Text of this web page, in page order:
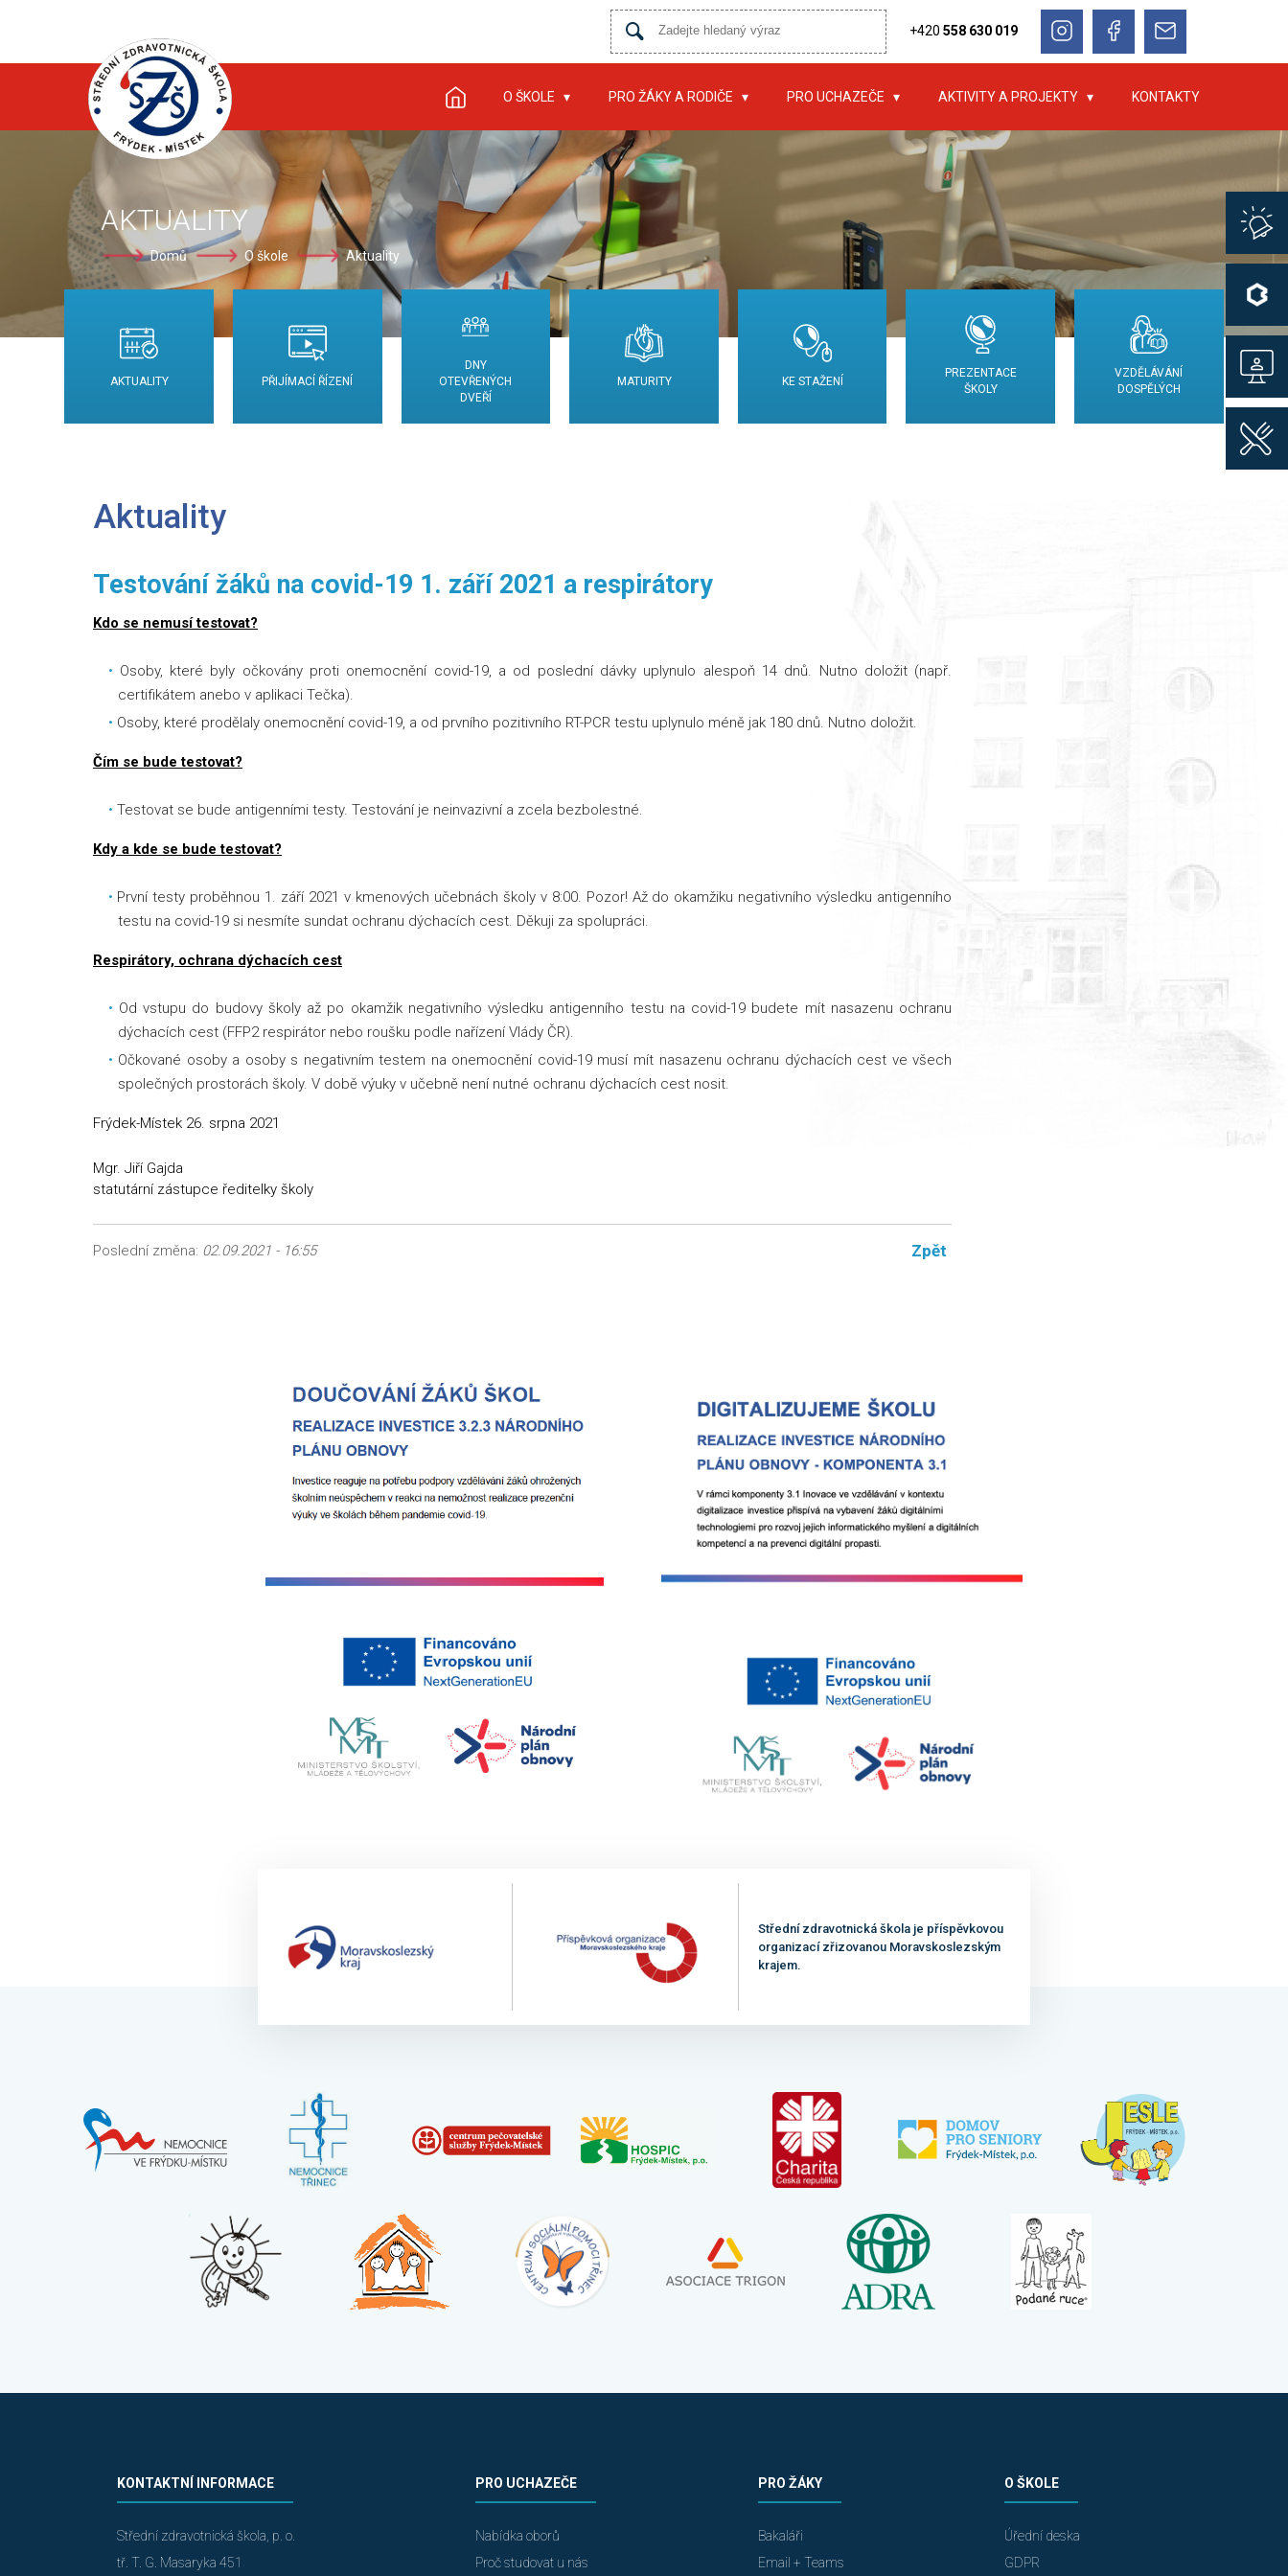
+420 558 630 019
O ŠKOLE PRO ŽÁKY A RODIČE PRO UCHAZEČE AKTIVITY A PROJEKTY KONTAKTY
AKTUALITY
Domů O škole Aktuality
AKTUALITY PŘIJÍMACÍ ŘÍZENÍ
DNY
OTEVŘENÝCH
DVEŘÍ
MATURITY KE STAŽENÍ
PREZENTACE
ŠKOLY
VZDĚLÁVÁNÍ
DOSPĚLÝCH
Aktuality
Testování žáků na covid-19 1. září 2021 a respirátory
Kdo se nemusí testovat?
Osoby, které byly očkovány proti onemocnění covid-19, a od poslední dávky uplynulo alespoň 14 dnů. Nutno doložit (např.
certifikátem anebo v aplikaci Tečka).
Osoby, které prodělaly onemocnění covid-19, a od prvního pozitivního RT-PCR testu uplynulo méně jak 180 dnů. Nutno doložit.
Čím se bude testovat?
Testovat se bude antigenními testy. Testování je neinvazivní a zcela bezbolestné.
Kdy a kde se bude testovat?
První testy proběhnou 1. září 2021 v kmenových učebnách školy v 8:00. Pozor! Až do okamžiku negativního výsledku antigenního
testu na covid-19 si nesmíte sundat ochranu dýchacích cest. Děkuji za spolupráci.
Respirátory, ochrana dýchacích cest
Od vstupu do budovy školy až po okamžik negativního výsledku antigenního testu na covid-19 budete mít nasazenu ochranu
dýchacích cest (FFP2 respirátor nebo roušku podle nařízení Vlády ČR).
Očkované osoby a osoby s negativním testem na onemocnění covid-19 musí mít nasazenu ochranu dýchacích cest ve všech
společných prostorách školy. V době výuky v učebně není nutné ochranu dýchacích cest nosit.
Frýdek-Místek 26. srpna 2021
Mgr. Jiří Gajda
statutární zástupce ředitelky školy
Poslední změna: 02.09.2021 - 16:55 Zpět
Střední zdravotnická škola je příspěvkovou
organizací zřizovanou Moravskoslezským
krajem.
KONTAKTNÍ INFORMACE
Střední zdravotnická škola, p. o.
tř. T. G. Masaryka 451
PRO UCHAZEČE
Nabídka oborů
Proč studovat u nás
PRO ŽÁKY
Bakaláři
Email + Teams
O ŠKOLE
Úřední deska
GDPR